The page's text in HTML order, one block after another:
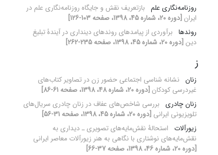
روزنامه‌نگاری علم بازتعریف نقش و جایگاه روزنامه‌نگاری علم در
ایران [دوره 20، شماره 45، 1398، صفحه 103-126]
روندها برآوردی از پیامدهای روندهای دینداری در آیندۀ تبلیغ
دین [دوره 20، شماره 45، 1398، صفحه 235-262]
ز
زنان نشانه شناسی اجتماعی حضور زن در تصاویر کتاب‌های
غیردرسی کودکان [دوره 20، شماره 48، 1398، صفحه 61-86]
زنان چادری بررسی شاخص‌های عفاف در زنان چادری سریال‌های
تلویزیونی ایرانی [دوره 20، شماره 45، 1398، صفحه 31-56]
زیورآلات
استحالۀ نقش‌مایه‌های تصویری ـ دیداری به
نقش‌مایه‌های نوشتاری با نگاهی به هنر زیورآلات معاصر ایرانی
[دوره 20، شماره 46، 1398، صفحه 37-66]